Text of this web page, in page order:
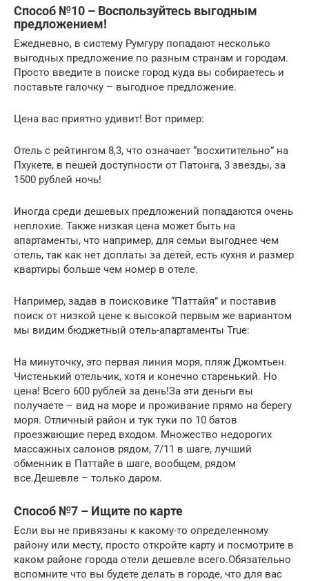
Способ №10 – Воспользуйтесь выгодным
предложением!
Ежедневно, в систему Румгуру попадают несколько
выгодных предложение по разным странам и городам.
Просто введите в поиске город куда вы собираетесь и
поставьте галочку – выгодное предложение.
Цена вас приятно удивит! Вот пример:
Отель с рейтингом 8,3, что означает “восхитительно” на
Пхукете, в пешей доступности от Патонга, 3 звезды, за
1500 рублей ночь!
Иногда среди дешевых предложений попадаются очень
неплохие. Также низкая цена может быть на
апартаменты, что например, для семьи выгоднее чем
отель, так как нет доплаты за детей, есть кухня и размер
квартиры больше чем номер в отеле.
Например, задав в поисковике “Паттайя” и поставив
поиск от низкой цене к высокой первым же вариантом
мы видим бюджетный отель-апартаменты True:
На минуточку, это первая линия моря, пляж Джомтьен.
Чистенький отельчик, хотя и конечно старенький. Но
цена! Всего 600 рублей за день!За эти деньги вы
получаете – вид на море и проживание прямо на берегу
моря. Отличный район и тук туки по 10 батов
проезжающие перед входом. Множество недорогих
массажных салонов рядом, 7/11 в шаге, лучший
обменник в Паттайе в шаге, вообщем, рядом
все.Дешевле – только даром.
Способ №7 – Ищите по карте
Если вы не привязаны к какому-то определенному
району или месту, просто откройте карту и посмотрите в
каком районе города отели дешевле всего.Обязательно
вспомните что вы будете делать в городе, что для вас